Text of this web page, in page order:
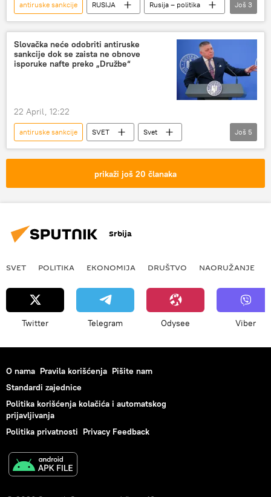
antiruske sankcije RUSIJA
Rusija – politika
Evropska komisija
Italija
Bijenale u Veneciji
Još 3
Slovačka neće odobriti antiruske
sankcije dok se zaista ne obnove
isporuke nafte preko „Družbe“
22 April, 12:22
antiruske sankcije SVET
Svet
Slovačka
Ukrajina
naftovod
Još 5
prikaži još 20 članaka
Srbija
SVET POLITIKA EKONOMIJA DRUŠTVO NAORUŽANJE
Twitter Telegram Odysee Viber
O nama Pravila korišćenja Pišite nam
Standardi zajednice
Politika korišćenja kolačića i automatskog
prijavljivanja
Politika privatnosti Privacy Feedback